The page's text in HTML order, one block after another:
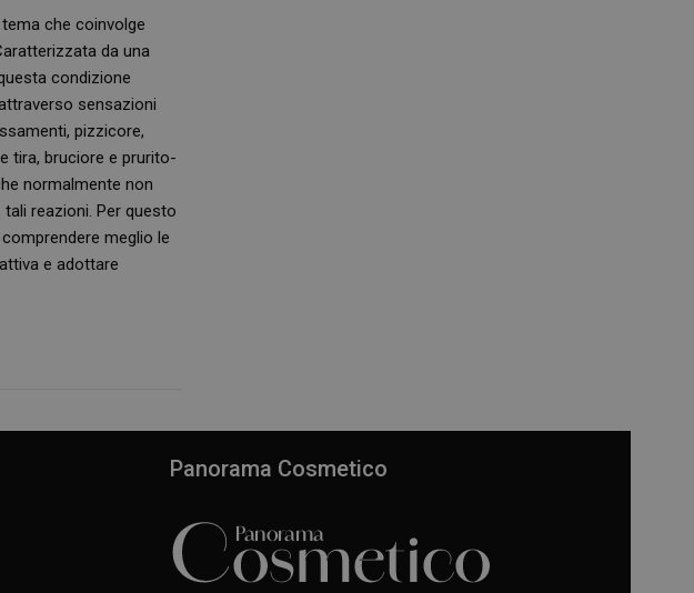
che coinvolge
da una
condizione
sensazioni
pizzicore,
tira, bruciore e prurito-
normalmente non
reazioni. Per questo
meglio le
e adottare
Panorama Cosmetico